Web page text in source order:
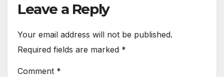
Leave a Reply
Your email address will not be published.
Required fields are marked *
Comment *